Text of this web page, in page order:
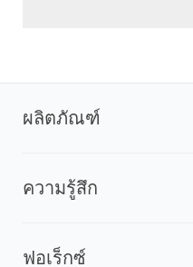
ผลิตภัณฑ์
ความรู้สึก
ฟอเร็กซ์